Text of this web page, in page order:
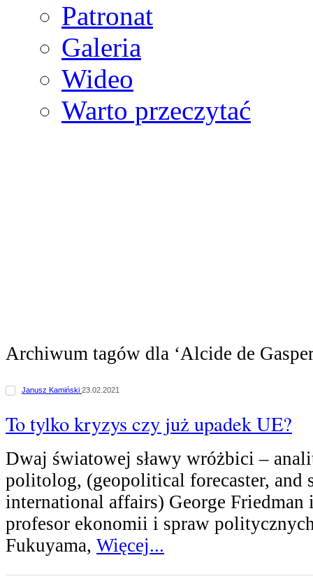
Patronat
Galeria
Wideo
Warto przeczytać
Archiwum tagów dla ‘Alcide de
Janusz Kamiński 23.02.2021
To tylko kryzys czy już upadek UE?
Dwaj światowej sławy wróżbici –
politolog, (geopolitical forecaster, and
international affairs) George Friedman
profesor ekonomii i spraw
Fukuyama, Więcej...